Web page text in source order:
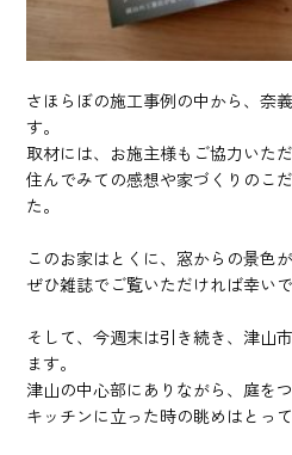
さほらぼの施工事例の中から、奈
す。
取材には、お施主様もご協力いただ
住んでみての感想や家づくりのこ
た。
このお家はとくに、窓からの景色
ぜひ雑誌でご覧いただければ幸いで
そして、今週末は引き続き、津山
ます。
津山の中心部にありながら、庭をつ
キッチンに立った時の眺めはとっ